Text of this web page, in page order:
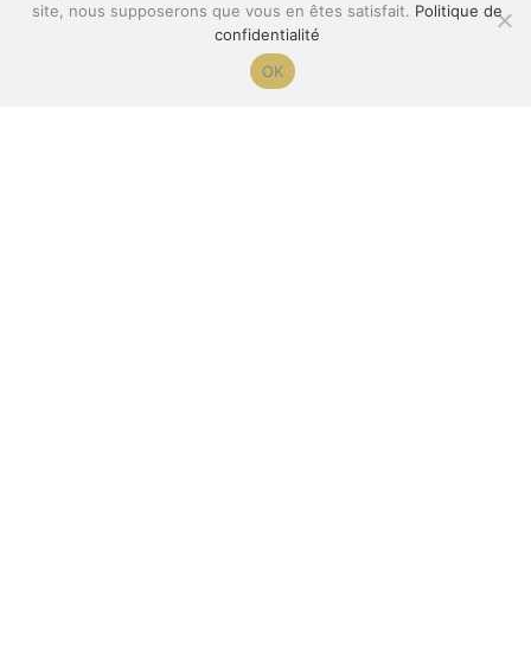
Atelier limité à 10 places !
Inscriptions au 0667579157 ou en cliquant
site, nous supposerons que vous en êtes satisfait. Politique de
confidentialité
OK